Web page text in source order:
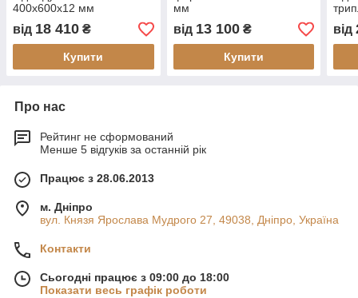
400х600х12 мм
від 18 410 ₴
Купити
мм
від 13 100₴
Купити
від
Про нас
Рейтинг не сформований
Менше 5 відгуків за останній рік
Працює з 28.06.2013
м. Дніпро
вул. Князя Ярослава Мудрого 27, 49038, Дніпро, Україна
Контакти
Сьогодні працює з 09:00 до 18:00
Показати весь графік роботи